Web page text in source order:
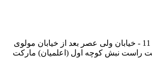
11 - خیابان ولی عصر بعد از خیابان مولوی
کوچه اول (اعلمیان) مارکت